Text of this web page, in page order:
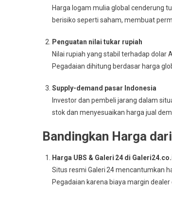
Harga logam mulia global cenderung
berisiko seperti saham, membuat
Penguatan nilai tukar rupiah
Nilai rupiah yang stabil terhadap dolar
Pegadaian dihitung berdasar harga
Supply-demand pasar Indonesia
Investor dan pembeli jarang dalam
stok dan menyesuaikan harga jual
Bandingkan Harga
Harga UBS & Galeri 24 di
Situs resmi Galeri 24 mencantumkan
Pegadaian karena biaya margin dealer